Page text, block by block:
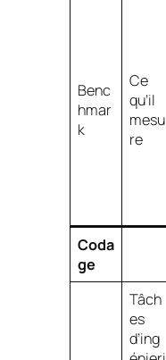
Benc
hmar
k
Ce
qu’il
mesu
re
Coda
ge
Tâch
es
d’ing